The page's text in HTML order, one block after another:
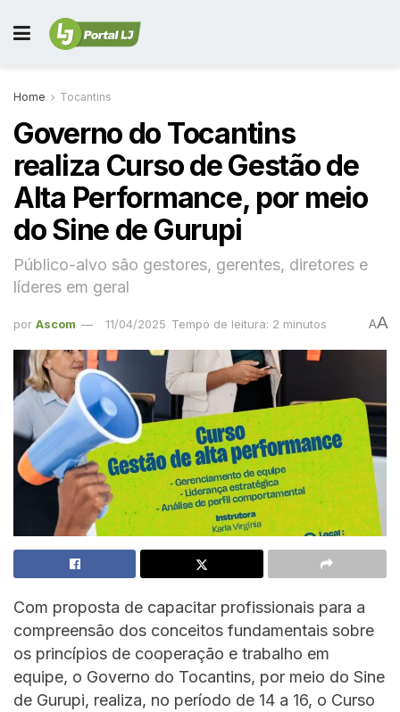
Home Tocantins
Governo do Tocantins
realiza Curso de Gestão de
Alta Performance, por meio
do Sine de Gurupi
Público-alvo são gestores, gerentes, diretores e
líderes em geral
por Ascom 11/04/2025 Tempo de leitura: 2 minutos AA
Com proposta de capacitar profissionais para a
compreensão dos conceitos fundamentais sobre
os princípios de cooperação e trabalho em
equipe, o Governo do Tocantins, por meio do Sine
de Gurupi, realiza, no período de 14 a 16, o Curso